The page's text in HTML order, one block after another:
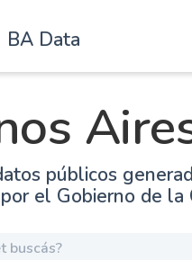
BA Data
públicos
el Gobierno de la